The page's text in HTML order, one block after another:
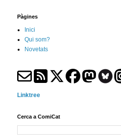
Pàgines
Inici
Qui som?
Novetats
Linktree
Cerca a ComiCat